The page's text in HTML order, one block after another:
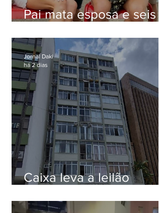
Pai mata esposa e seis
funeral
Caixa leva a leilão
Bolsonaro em Botafogo
Jornal Daki
há 2 dias